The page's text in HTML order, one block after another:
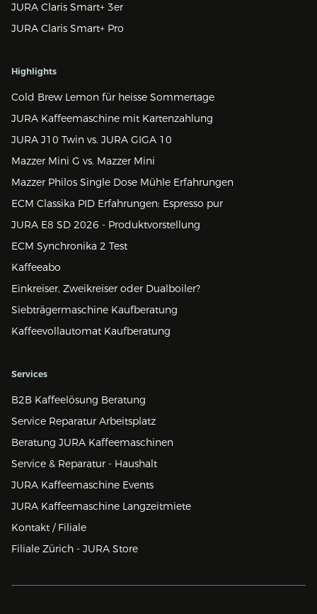
JURA Claris Smart+ 3er
JURA Claris Smart+ Pro
Highlights
Cold Brew Lemon für heisse Sommertage
JURA Kaffeemaschine mit Kartenzahlung
JURA J10 Twin vs. JURA GIGA 10
Mazzer Mini G vs. Mazzer Mini
Mazzer Philos Single Dose Mühle Erfahrungen
ECM Classika PID Erfahrungen: Espresso pur
JURA E8 SD 2026 - Produktvorstellung
ECM Synchronika 2 Test
Kaffeeabo
Einkreiser, Zweikreiser oder Dualboiler?
Siebträgermaschine Kaufberatung
Kaffeevollautomat Kaufberatung
Services
B2B Kaffeelösung Beratung
Service Reparatur Arbeitsplatz
Beratung JURA Kaffeemaschinen
Service & Reparatur - Haushalt
JURA Kaffeemaschine Events
JURA Kaffeemaschine Langzeitmiete
Kontakt / Filiale
Filiale Zürich - JURA Store